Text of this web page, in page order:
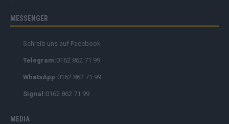
MESSENGER
Schreib uns auf Facebook
Telegram:0162 862 71 99
WhatsApp:0162 862 71 99
Signal:0162 862 71 99
MEDIA